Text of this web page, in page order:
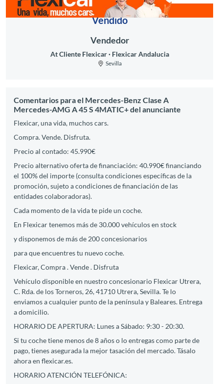
Vendido
Vendedor
At Cliente Flexicar Flexicar Andalucia
Sevilla
Comentarios para el Mercedes-Benz Clase A
Mercedes-AMG A 45 S 4MATIC+ del anunciante
Flexicar, una vida, muchos cars.
Compra. Vende. Disfruta.
Precio al contado: 45.990€
Precio alternativo oferta de financiación: 40.990€ financiando
el 100% del importe (consulta condiciones específicas de la
promoción, sujeto a condiciones de financiación de las
entidades colaboradoras).
Cada momento de la vida te pide un coche.
En Flexicar tenemos más de 30.000 vehículos en stock
y disponemos de más de 200 concesionarios
para que encuentres tu nuevo coche.
Flexicar, Compra . Vende . Disfruta
Vehículo disponible en nuestro concesionario Flexicar Utrera,
C. Rda. de los Torneros, 26, 41710 Utrera, Sevilla. Te lo
enviamos a cualquier punto de la península y Baleares. Entrega
a domicilio.
HORARIO DE APERTURA: Lunes a Sábado: 9:30 - 20:30.
Si tu coche tiene menos de 8 años o lo entregas como parte de
pago, tienes asegurada la mejor tasación del mercado. Tásalo
ahora en flexicar.es.
HORARIO ATENCIÓN TELEFÓNICA: